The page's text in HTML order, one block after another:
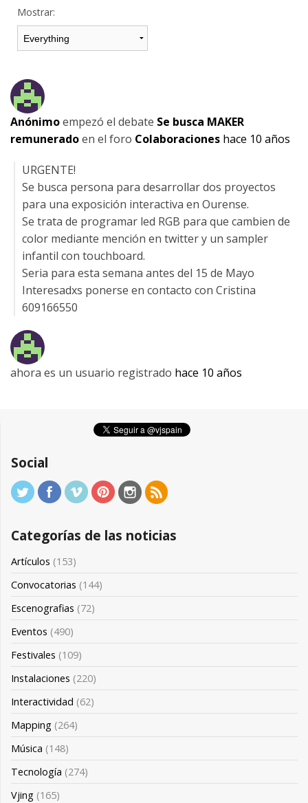
Mostrar:
Anónimoempezó el debate Se busca MAKER
remuneradoen el foro Colaboraciones hace 10 años
URGENTE!
Se busca persona para desarrollar dos proyectos
para una exposición interactiva en Ourense.
Se trata de programar led RGB para que cambien de
color mediante mención en twitter y un sampler
infantil con touchboard.
Seria para esta semana antes del 15 de Mayo
Interesadxs ponerse en contacto con Cristina
609166550
ahora es un usuario registrado hace 10 años
Social
Categorías de las noticias
Artículos (153)
Convocatorias (144)
Escenografias (72)
Eventos (490)
Festivales (109)
Instalaciones (220)
Interactividad (62)
Mapping (264)
Música (148)
Tecnología (274)
Vjing (165)